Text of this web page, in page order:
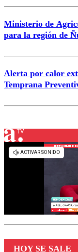
Ministerio de
para la región de
Alerta por calor
Temprana
HOY SE SALE